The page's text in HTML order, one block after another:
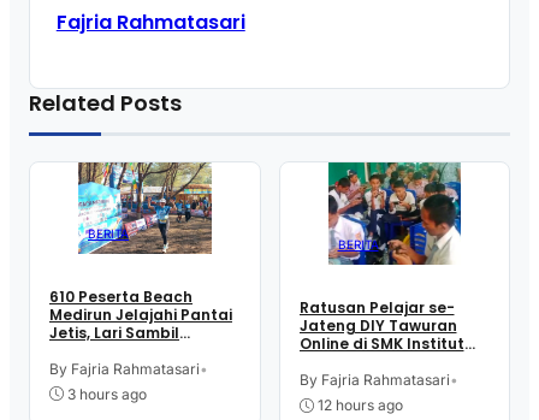
Fajria Rahmatasari
Related Posts
BERITA
610 Peserta Beach
Medirun Jelajahi Pantai
Jetis, Lari Sambil
Alam
By Fajria Rahmatasari•
3 hours ago
BERITA
Ratusan Pelajar se-
Jateng DIY Tawuran
Online di SMK Institut
Perebutkan Trofi dan
Uang Pembinaan
By Fajria Rahmatasari•
12 hours ago